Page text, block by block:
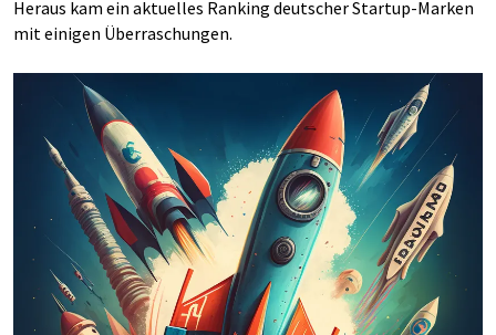
Heraus kam ein aktuelles Ranking deutscher Startup-Marken
mit einigen Überraschungen.